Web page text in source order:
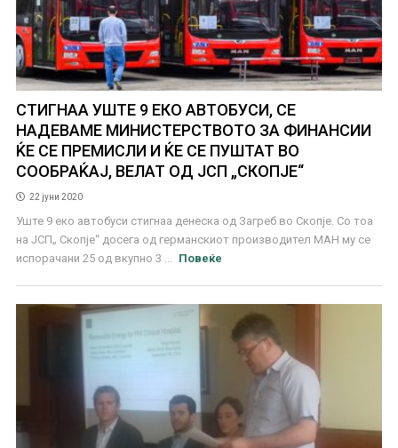
СТИГНАА УШТЕ 9 ЕКО АВТОБУСИ, СЕ
НАДЕВАМЕ МИНИСТЕРСТВОТО ЗА ФИНАНСИИ
ЌЕ СЕ ПРЕМИСЛИ И ЌЕ СЕ ПУШТАТ ВО
СООБРАЌАЈ, ВЕЛАТ ОД ЈСП „СКОПЈЕ“
22 јуни 2020
Уште 9 еко автобуси стигнаа денеска од Загреб во Скопје. Со тоа
на ЈСП„ Скопје“ досега од германскиот производител МАН му се
испорачани 25 од вкупно 3 ...
Повеќе